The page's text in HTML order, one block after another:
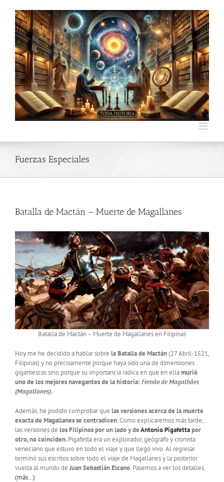
content
Fuerzas Especiales
Batalla de Mactán – Muerte de Magallanes
Batalla de Mactán – Muerte de Magallanes en Filipinas
Hoy me he decidido a hablar sobre la Batalla de Mactán(27 Abril-1521,
Filipinas) y no precisamente porque haya sido una de dimensiones
gigantescas sino porque su importancia radica en que en ellamurió
uno de los mejores navegantes de la historia: Fernão de Magalhães
(Magallanes).
Además, he podido comprobar que las versiones acerca de la muerte
exacta de Magallanes se contradicen. Como explicaremos más tarde,
las versiones de los Filipinos por un lado y deAntonio Pigafettapor
otro, no coinciden.Pigafetta era un explorador, geógrafo y cronista
veneciano que estuvo en todo el viaje y que llegó vivo. Al regresar
terminó sus escritos sobre todo el viaje de Magallanes y la posterior
vuelta al mundo de Juan Sebastián Elcano. Pasemos a ver los detalles.
(más…)